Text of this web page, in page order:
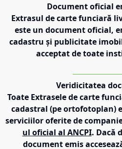
Document oficial
Extrasul de carte funciară
este un document oficial,
cadastru și publicitate
acceptat de toate
Veridicitatea
Toate Extrasele de carte
cadastral (pe ortofotoplan)
serviciilor oferite de
ul oficial al ANCPI. Dacă
document emis